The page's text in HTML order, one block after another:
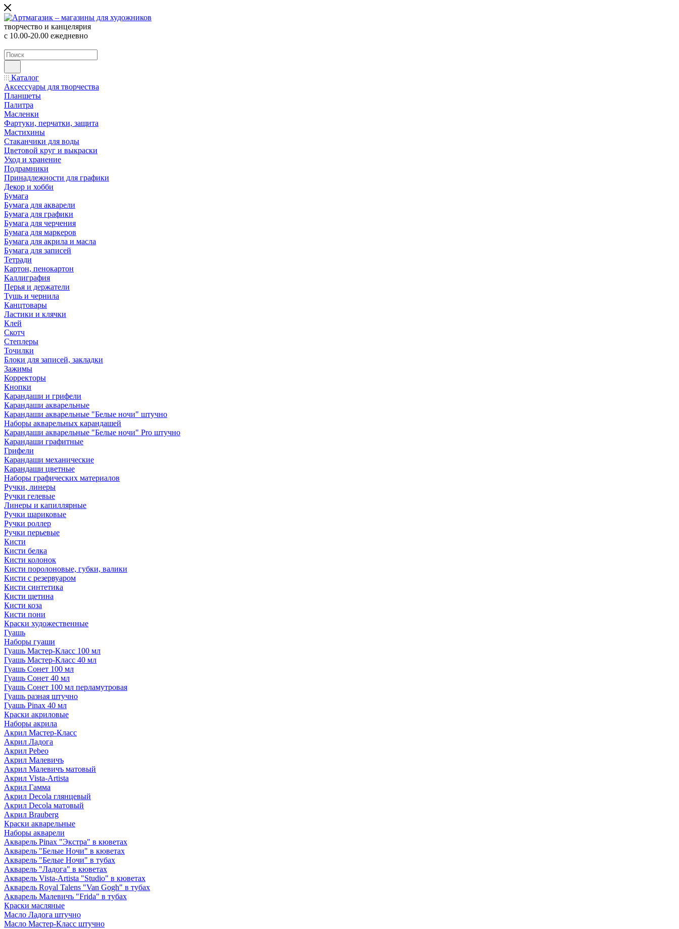
творчество и канцелярия
с 10.00-20.00 ежедневно
Каталог
Аксессуары для творчества
Планшеты
Палитра
Масленки
Фартуки, перчатки, защита
Мастихины
Стаканчики для воды
Цветовой круг и выкраски
Уход и хранение
Подрамники
Принадлежности для графики
Декор и хобби
Бумага
Бумага для акварели
Бумага для графики
Бумага для черчения
Бумага для маркеров
Бумага для акрила и масла
Бумага для записей
Тетради
Картон, пенокартон
Каллиграфия
Перья и держатели
Тушь и чернила
Канцтовары
Ластики и клячки
Клей
Скотч
Степлеры
Точилки
Блоки для записей, закладки
Зажимы
Корректоры
Кнопки
Карандаши и грифели
Карандаши акварельные
Карандаши акварельные "Белые ночи" штучно
Наборы акварельных карандашей
Карандаши акварельные "Белые ночи" Pro штучно
Карандаши графитные
Грифели
Карандаши механические
Карандаши цветные
Наборы графических материалов
Ручки, линеры
Ручки гелевые
Линеры и капиллярные
Ручки шариковые
Ручки роллер
Ручки перьевые
Кисти
Кисти белка
Кисти колонок
Кисти поролоновые, губки, валики
Кисти с резервуаром
Кисти синтетика
Кисти щетина
Кисти коза
Кисти пони
Краски художественные
Гуашь
Наборы гуаши
Гуашь Мастер-Класс 100 мл
Гуашь Мастер-Класс 40 мл
Гуашь Сонет 100 мл
Гуашь Сонет 40 мл
Гуашь Сонет 100 мл перламутровая
Гуашь разная штучно
Гуашь Pinax 40 мл
Краски акриловые
Наборы акрила
Акрил Мастер-Класс
Акрил Ладога
Акрил Pebeo
Акрил Малевичъ
Акрил Малевичъ матовый
Акрил Vista-Artista
Акрил Гамма
Акрил Decola глянцевый
Акрил Decola матовый
Акрил Brauberg
Краски акварельные
Наборы акварели
Акварель Pinax "Экстра" в кюветах
Акварель "Белые Ночи" в кюветах
Акварель "Белые Ночи" в тубах
Акварель "Ладога" в кюветах
Акварель Vista-Artista "Studio" в кюветах
Акварель Royal Talens "Van Gogh" в тубах
Акварель Малевичъ "Frida" в тубах
Краски масляные
Масло Ладога штучно
Масло Мастер-Класс штучно